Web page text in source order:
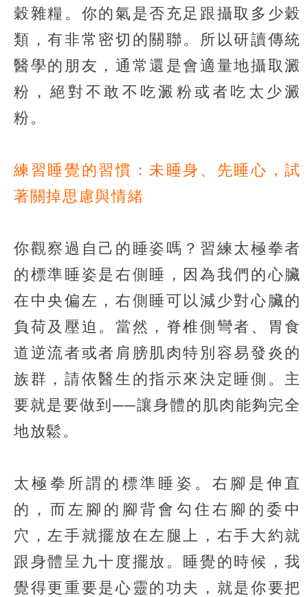
穀雜糧。你的氣是否充足跟攝取多少穀
類，有非常密切的關聯。所以研讀傳統
醫學的朋友，通常還是會適量地攝取澱
粉，絕對不敢不吃澱粉或者吃太少澱
粉。
練習睡覺的習慣：未睡身、先睡心，試
著關掉思慮與情緒
你觀察過自己的睡姿嗎？習練太極拳者
的標準睡姿是右側睡，因為我們的心臟
在中央偏左，右側睡可以減少對心臟的
負荷及壓迫。當然，脊椎側彎者、胃食
道逆流者或者肩膀肌肉特別容易發炎的
族群，請依醫生的指示來決定睡側。主
要就是要做到──讓身體的肌肉能夠完全
地放鬆。
太極拳所謂的標準睡姿。右腳是伸直
的，而左腳的腳背會勾住右腳的委中
穴，左手就擺放在左腿上，右手大約就
跟身體呈九十度擺放。睡覺的時候，我
覺得更重要是心靈的功夫，就是你要把